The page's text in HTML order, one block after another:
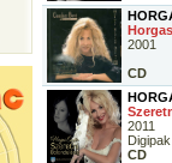
2001
CD
2011
Digipak
CD